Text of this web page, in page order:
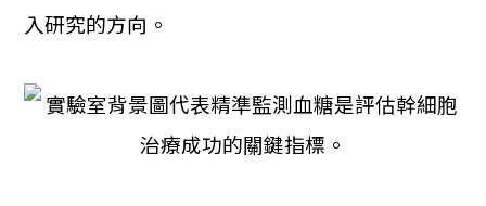
入研究的方向。